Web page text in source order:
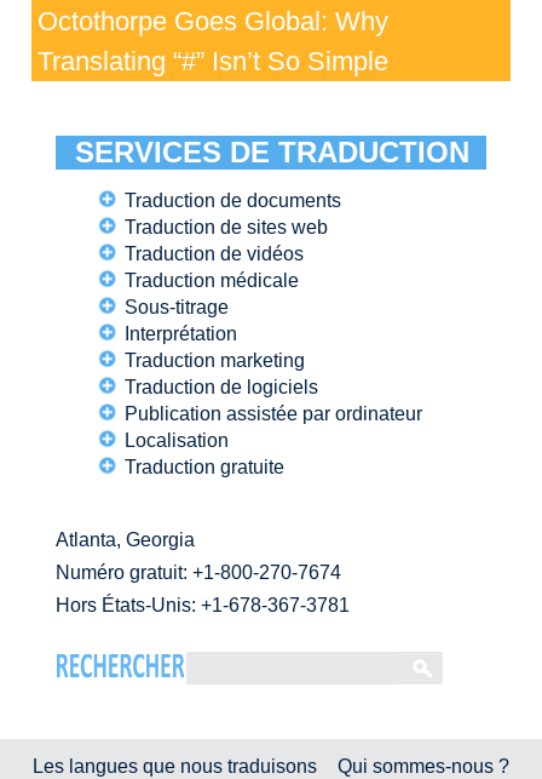
Octothorpe Goes Global: Why
Translating “#” Isn’t So Simple
SERVICES DE TRADUCTION
Traduction de documents
Traduction de sites web
Traduction de vidéos
Traduction médicale
Sous-titrage
Interprétation
Traduction marketing
Traduction de logiciels
Publication assistée par ordinateur
Localisation
Traduction gratuite
Atlanta, Georgia
Numéro gratuit:+1-800-270-7674
Hors États-Unis: +1-678-367-3781
Les langues que nous traduisons
Qui sommes-nous ?